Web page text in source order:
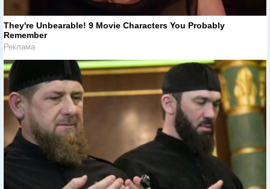
They're Unbearable! 9 Movie Characters You Probably
Remember
Реклама